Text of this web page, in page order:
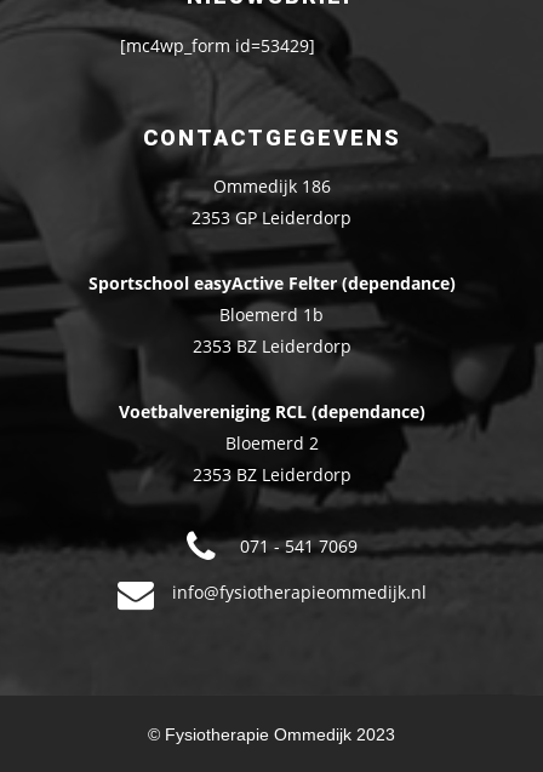
[mc4wp_form id=53429]
CONTACTGEGEVENS
Ommedijk 186
2353 GP Leiderdorp
Sportschool easyActive Felter (dependance)
Bloemerd 1b
2353 BZ Leiderdorp
Voetbalvereniging RCL (dependance)
Bloemerd 2
2353 BZ Leiderdorp
071 - 541 7069
info@fysiotherapieommedijk.nl
© Fysiotherapie Ommedijk 2023